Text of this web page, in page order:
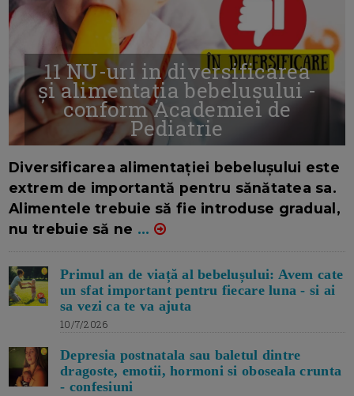
11 NU-uri in diversificarea
și alimentația bebelușului -
conform Academiei de
Pediatrie
Diversificarea alimentației bebelușului este
extrem de importantă pentru sănătatea sa.
Alimentele trebuie să fie introduse gradual,
nu trebuie să ne ...
Primul an de viață al bebelușului: Avem cate
un sfat important pentru fiecare luna - si ai
sa vezi ca te va ajuta
10/7/2026
Depresia postnatala sau baletul dintre
dragoste, emotii, hormoni si oboseala crunta
- confesiuni